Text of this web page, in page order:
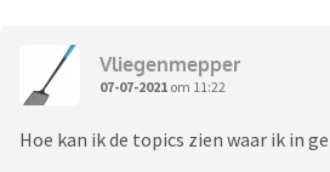
Vliegenmepper
07-07-2021 om 11:22
Hoe kan ik de topics zien waar ik in